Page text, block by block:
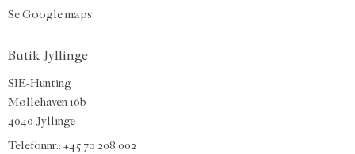
Se Google maps
Butik Jyllinge
SIE-Hunting
Møllehaven 16b
4040 Jyllinge
Telefonnr.: +45 70 208 002